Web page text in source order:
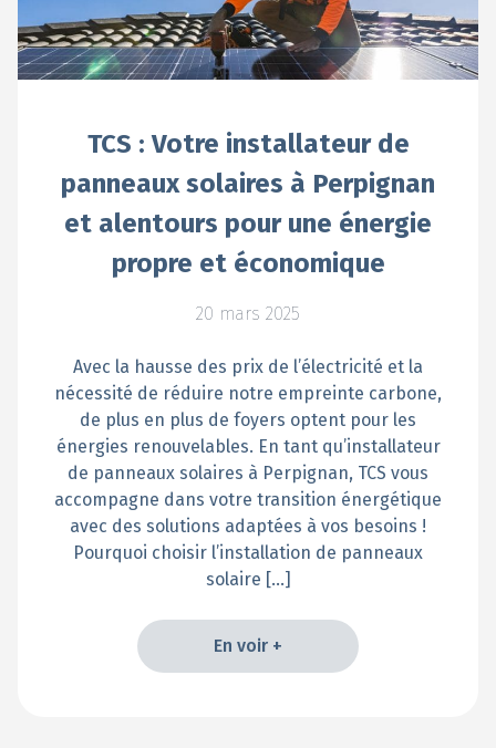
TCS : Votre installateur de
panneaux solaires à Perpignan
et alentours pour une énergie
propre et économique
20 mars 2025
Avec la hausse des prix de l’électricité et la
nécessité de réduire notre empreinte carbone,
de plus en plus de foyers optent pour les
énergies renouvelables. En tant qu’installateur
de panneaux solaires à Perpignan, TCS vous
accompagne dans votre transition énergétique
avec des solutions adaptées à vos besoins !
Pourquoi choisir l’installation de panneaux
solaire […]
En voir +